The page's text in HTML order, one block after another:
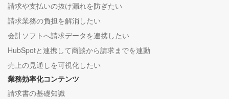
請求や支払いの抜け漏れを防ぎたい
請求業務の負担を解消したい
会計ソフトへ請求データを連携したい
HubSpotと連携して商談から請求までを連動
売上の見通しを可視化したい
業務効率化コンテンツ
請求書の基礎知識